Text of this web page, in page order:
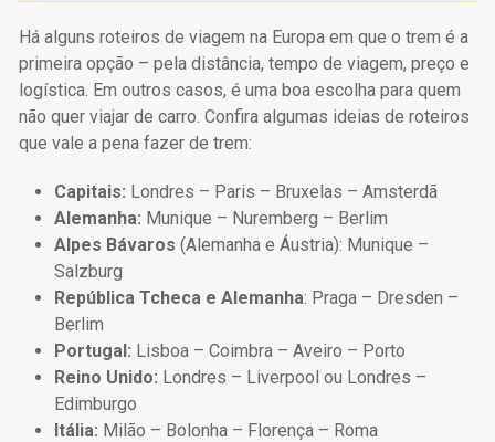
Há alguns roteiros de viagem na Europa em que o trem é a
primeira opção – pela distância, tempo de viagem, preço e
logística. Em outros casos, é uma boa escolha para quem
não quer viajar de carro. Confira algumas ideias de roteiros
que vale a pena fazer de trem:
Capitais: Londres – Paris – Bruxelas – Amsterdã
Alemanha: Munique – Nuremberg – Berlim
Alpes Bávaros (Alemanha e Áustria): Munique –
Salzburg
República Tcheca e Alemanha: Praga – Dresden –
Berlim
Portugal: Lisboa – Coimbra – Aveiro – Porto
Reino Unido: Londres – Liverpool ou Londres –
Edimburgo
Itália: Milão – Bolonha – Florença – Roma